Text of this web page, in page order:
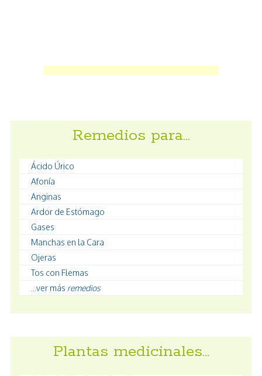
Remedios para…
Ácido Úrico
Afonía
Anginas
Ardor de Estómago
Gases
Manchas en la Cara
Ojeras
Tos con Flemas
...ver más remedios
Plantas medicinales…